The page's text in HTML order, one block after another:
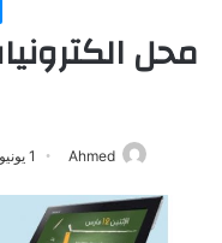
Ahmed 1 يونيو، 2022